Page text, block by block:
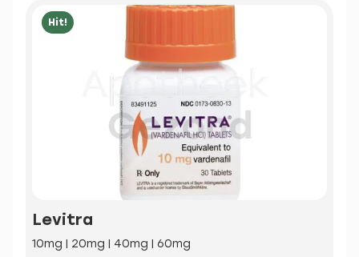
Hit!
Levitra
10mg | 20mg | 40mg | 60mg